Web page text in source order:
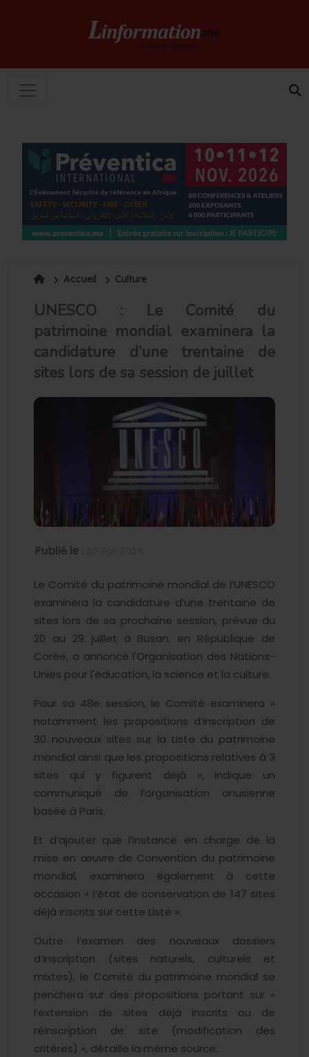
Accueil Culture
UNESCO : Le Comité du
patrimoine mondial examinera la
candidature d’une trentaine de
sites lors de sa session de juillet
Publié le :
Le Comité du patrimoine mondial de l’UNESCO
examinera la candidature d’une trentaine de
sites lors de sa prochaine session, prévue du
20 au 29 juillet à Busan, en République de
Corée, a annoncé l'Organisation des Nations-
Unies pour l'éducation, la science et la culture.
Pour sa 48e session, le Comité examinera «
notamment les propositions d’inscription de
30 nouveaux sites sur la Liste du patrimoine
mondial ainsi que les propositions relatives à 3
sites qui y figurent déjà », indique un
communiqué de l’organisation onusienne
basée à Paris.
Et d’ajouter que l’instance en charge de la
mise en œuvre de Convention du patrimoine
mondial, examinera également à cette
occasion « l’état de conservation de 147 sites
déjà inscrits sur cette Liste ».
Outre l’examen des nouveaux dossiers
d’inscription (sites naturels, culturels et
mixtes), le Comité du patrimoine mondial se
penchera sur des propositions portant sur «
l’extension de sites déjà inscrits ou de
réinscription de site (modification des
critères) », détaille la même source.